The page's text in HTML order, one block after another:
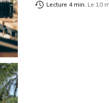
Lecture 4 min. Le 10